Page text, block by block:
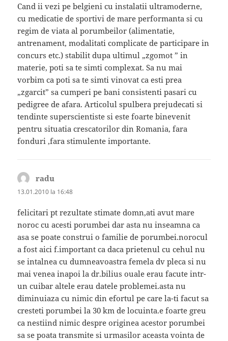
Cand ii vezi pe belgieni cu instalatii ultramoderne,
cu medicatie de sportivi de mare performanta si cu
regim de viata al porumbeilor (alimentatie,
antrenament, modalitati complicate de participare in
concurs etc.) stabilit dupa ultimul „zgomot ” in
materie, poti sa te simti complexat. Sa nu mai
vorbim ca poti sa te simti vinovat ca esti prea
„zgarcit” sa cumperi pe bani consistenti pasari cu
pedigree de afara. Articolul spulbera prejudecati si
tendinte superscientiste si este foarte binevenit
pentru situatia crescatorilor din Romania, fara
fonduri ,fara stimulente importante.
radu
13.01.2010 la 16:48
felicitari pt rezultate stimate domn,ati avut mare
noroc cu acesti porumbei dar asta nu inseamna ca
asa se poate construi o familie de porumbei.norocul
a fost aici f.important ca daca prietenul cu cehul nu
se intalnea cu dumneavoastra femela dv pleca si nu
mai venea inapoi la dr.bilius ouale erau facute intr-
un cuibar altele erau datele problemei.asta nu
diminuiaza cu nimic din efortul pe care la-ti facut sa
cresteti porumbei la 30 km de locuinta.e foarte greu
ca nestiind nimic despre originea acestor porumbei
sa se poata transmite si urmasilor aceasta vointa de